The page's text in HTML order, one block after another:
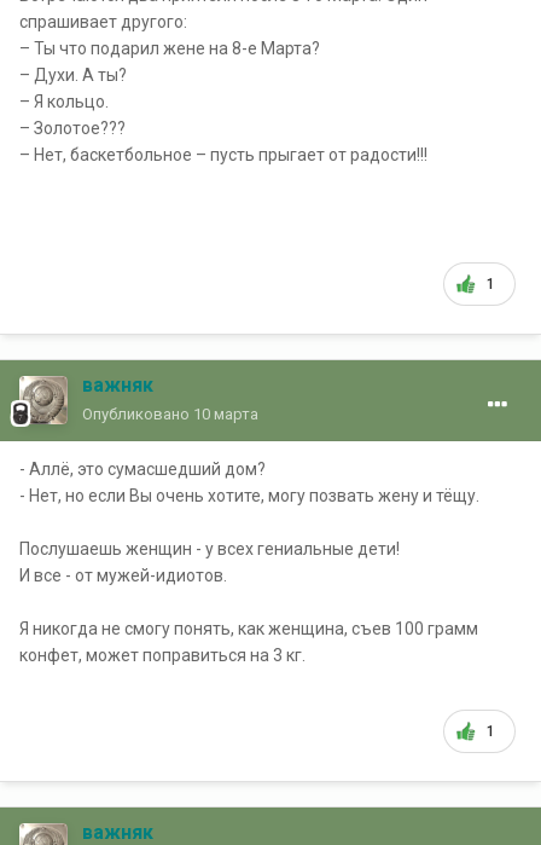
спрашивает другого:
– Ты что подарил жене на 8-е Марта?
– Духи. А ты?
– Я кольцо.
– Золотое???
– Нет, баскетбольное – пусть прыгает от радости!!!
1
важняк
Опубликовано 10 марта
- Аллё, это сумасшедший дом?
- Нет, но если Вы очень хотите, могу позвать жену и тёщу.
Послушаешь женщин - у всех гениальные дети!
И все - от мужей-идиотов.
Я никогда не смогу понять, как женщина, съев 100 грамм
конфет, может поправиться на 3 кг.
1
важняк